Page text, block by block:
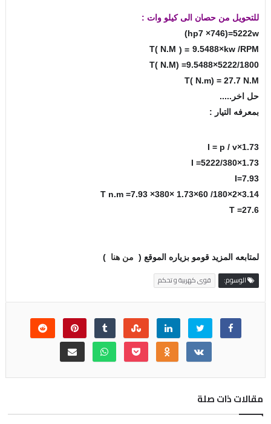
للتحويل من حصان الى كيلو وات :
hp7 ×746)=5222w)
T( N.M ) = 9.5488×kw /RPM
T( N.M) =9.5488×5222/1800
T( N.m) = 27.7 N.M
حل اخر.....
بمعرفه التيار :
I = p / v×1.73
I =5222/380×1.73
I=7.93
T n.m =7.93 ×380× 1.73×60 /180×2×3.14
T =27.6
لمتابعه المزيد قومو بزياره الموقع ( من هنا )
الوسوم: قوى كهربية و تحكم
مقالات ذات صلة